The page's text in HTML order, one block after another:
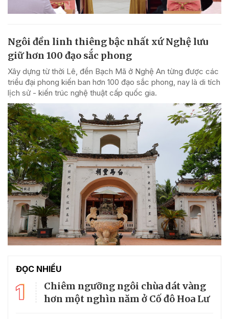
Ngôi đền linh thiêng bậc nhất xứ Nghệ lưu
giữ hơn 100 đạo sắc phong
Xây dựng từ thời Lê, đền Bạch Mã ở Nghệ An từng được các
triều đại phong kiến ban hơn 100 đạo sắc phong, nay là di tích
lịch sử - kiến trúc nghệ thuật cấp quốc gia.
ĐỌC NHIỀU
1
Chiêm ngưỡng ngôi chùa dát vàng
hơn một nghìn năm ở Cố đô Hoa Lư